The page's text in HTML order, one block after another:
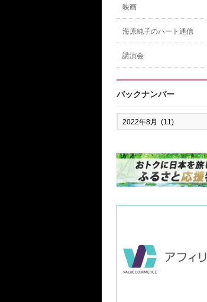
映画
海原純子のハート通信
講演会
バックナンバー
バ
ッ
ン
バ
ー